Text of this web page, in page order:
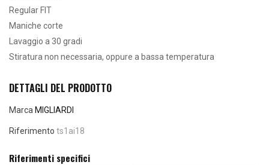
Regular FIT
Maniche corte
Lavaggio a 30 gradi
Stiratura non necessaria, oppure a bassa temperatura
DETTAGLI DEL PRODOTTO
Marca MIGLIARDI
Riferimento ts1ai18
Riferimenti specifici